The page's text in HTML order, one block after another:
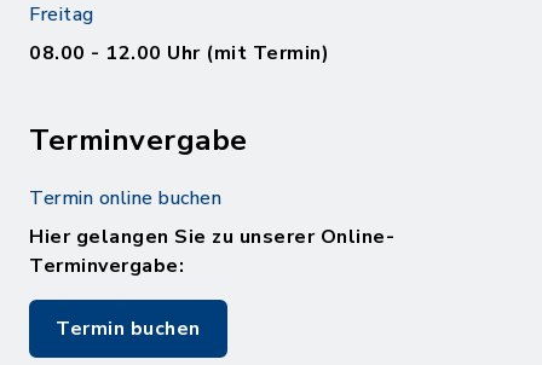
Freitag
08.00 - 12.00 Uhr (mit Termin)
Terminvergabe
Termin online buchen
Hier gelangen Sie zu unserer Online-
Terminvergabe:
Termin buchen